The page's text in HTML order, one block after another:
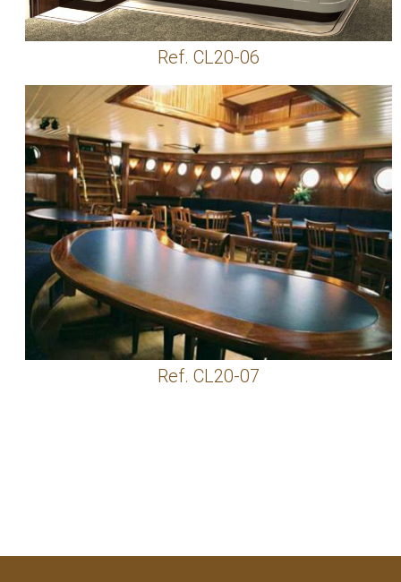
Ref. CL20-06
Ref. CL20-07